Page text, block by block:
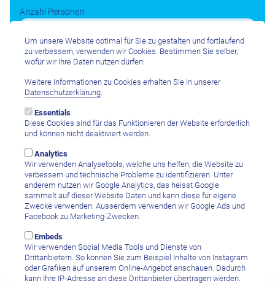
Anzahl Personen
Gewünschte Aufenthaltsdauer
Ich habe dieDatenschutzbestimmungen sowie den Haftungsausschluss
Um unsere Website optimal für Sie zu gestalten und fortlaufend
zu verbessern, verwenden wir Cookies. Bestimmen Sie selber,
wofür wir Ihre Daten nutzen dürfen.
Weitere Informationen zu Cookies erhalten Sie in unserer
Datenschutzerklärung.
Essentials
Diese Cookies sind für das Funktionieren der Website erforderlich
und können nicht deaktiviert werden.
Analytics
Wir verwenden Analysetools, welche uns helfen, die Website zu
verbessern und technische Probleme zu identifizieren. Unter
anderem nutzen wir Google Analytics, das heisst Google
sammelt auf dieser Website Daten und kann diese für eigene
Zwecke verwenden. Ausserdem verwenden wir Google Ads und
Facebook zu Marketing-Zwecken.
Embeds
Wir verwenden Social Media Tools und Dienste von
Drittanbietern. So können Sie zum Beispiel Inhalte von Instagram
oder Grafiken auf unserem Online-Angebot anschauen. Dadurch
kann Ihre IP-Adresse an diese Drittanbieter übertragen werden.